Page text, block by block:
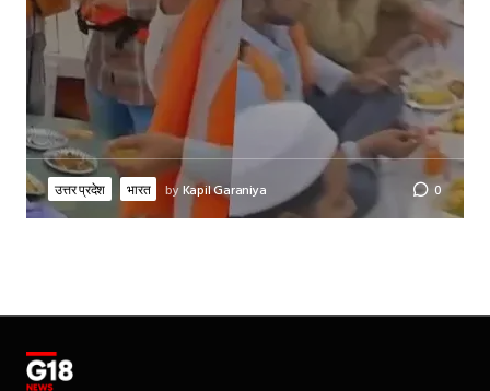
उत्तर प्रदेश भारत byKapil Garaniya 0